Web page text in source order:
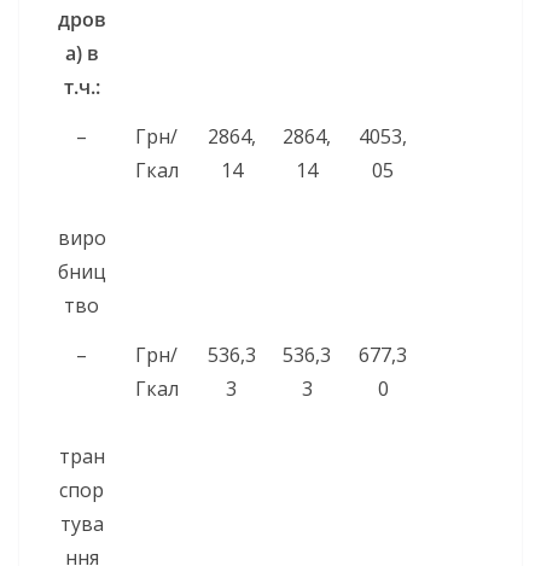
дров
а)в
т.ч.:
–
виро
бниц
тво
Грн/
Гкал
2864,
14
2864,
14
4053,
05
–
тран
спор
тува
ння
Грн/
Гкал
536,3
3
536,3
3
677,3
0